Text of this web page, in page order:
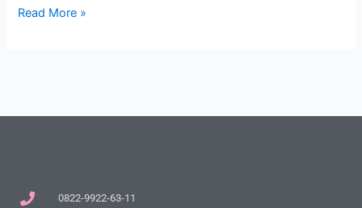
Read More »
0822-9922-63-11